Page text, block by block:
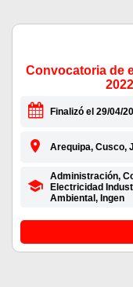
Convocatoria de
Finalizó el 29/04/
Arequipa, Cusco,
Administración,
Electricidad
Ambiental, Ingen